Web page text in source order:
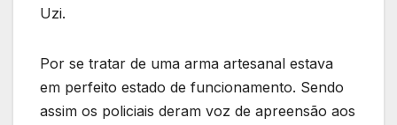
Uzi.
Por se tratar de uma arma artesanal estava
em perfeito estado de funcionamento. Sendo
assim os policiais deram voz de apreensão aos